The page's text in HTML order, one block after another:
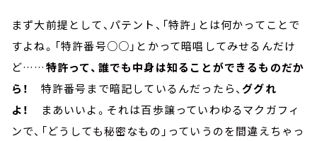
まず大前提として、パテント、「特許」とは何かってことで
すよね。「特許番号○○」とかって暗唱してみせるんだけ
ど……特許って、誰でも中身は知ることができるものだか
ら！
特許番号まで暗記しているんだったら、ググれ
よ！
まあいいよ。それは百歩譲っていわゆるマクガフィ
ンで、「どうしても秘密なもの」っていうのを間違えちゃっ